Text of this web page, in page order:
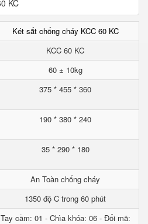
Két sắt chống cháy KCC 60 KC
KCC 60 KC
60 ± 10kg
375 * 455 * 360
190 * 380 * 240
35 * 290 * 180
An Toàn chống cháy
1350 độ C trong 60 phút
Tay cầm: 01 - Chìa khóa: 06 - Đổi mã: